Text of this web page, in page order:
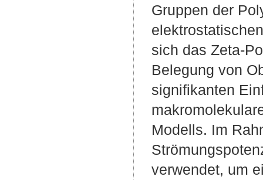
Gruppen der
sich das Zeta-
Belegung von
signifikanten
Modells. Im
verwendet, um